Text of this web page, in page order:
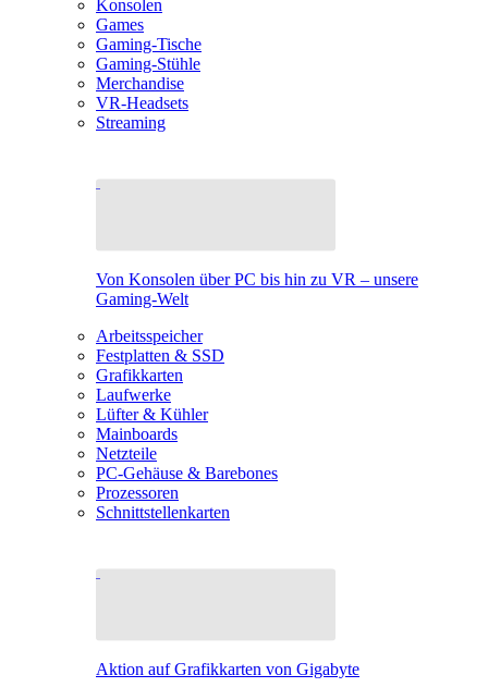
Konsolen
Games
Gaming-Tische
Gaming-Stühle
Merchandise
VR-Headsets
Streaming
Von Konsolen über PC bis hin zu VR – unsere
Gaming-Welt
Arbeitsspeicher
Festplatten & SSD
Grafikkarten
Laufwerke
Lüfter & Kühler
Mainboards
Netzteile
PC-Gehäuse & Barebones
Prozessoren
Schnittstellenkarten
Aktion auf Grafikkarten von Gigabyte